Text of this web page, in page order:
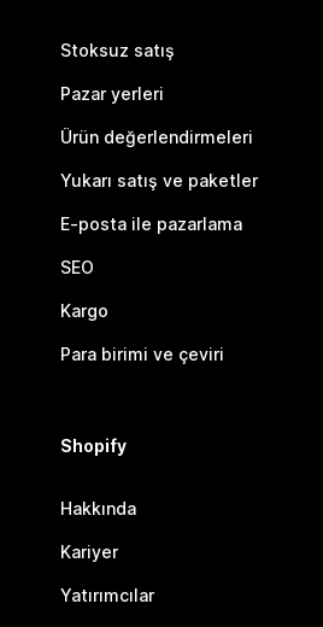
Stoksuz satış
Pazar yerleri
Ürün değerlendirmeleri
Yukarı satış ve paketler
E-posta ile pazarlama
SEO
Kargo
Para birimi ve çeviri
Shopify
Hakkında
Kariyer
Yatırımcılar